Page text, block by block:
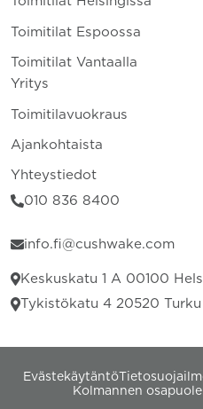
Toimitilat Espoossa
Toimitilat Vantaalla
Yritys
Toimitilavuokraus
Ajankohtaista
Yhteystiedot
010 836 8400
info.fi@cushwake.com
Keskuskatu 1 A 00100
Tykistökatu 4 20520 Turku
Evästekäytäntö
Kolmannen